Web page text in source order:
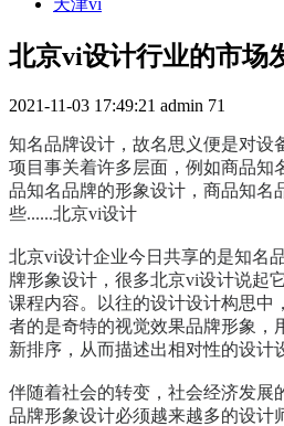
天津vi
北京vi设计行业的市场
2021-11-03 17:49:21 admin 71
知名品牌设计，故名思义便是对设
项目事关着许多层面，例如商品知
品知名品牌的形象设计，商品知名
些......北京vi设计
北京vi设计企业今日共享的是知名
牌形象设计，很多北京vi设计说起
课程内容。以往的设计设计构思中
者的是奇特的视觉效果品牌形象，
新排序，从而描述出相对性的设计
伴随着社会的转变，社会经济发展
品牌形象设计必须越来越多的设计